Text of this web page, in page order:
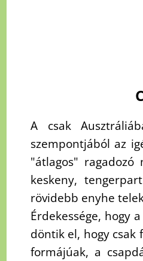
A csak
szempontjából az
"átlagos"
keskeny,
rövidebb enyhe
Érdekessége, hogy
döntik el, hogy csak
formájúak, a